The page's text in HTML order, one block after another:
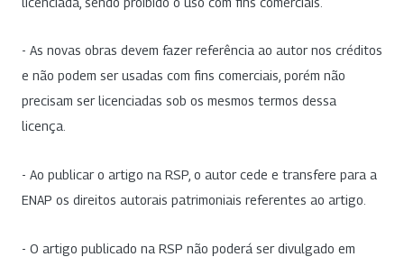
- As novas obras devem fazer referência ao autor nos créditos
e não podem ser usadas com fins comerciais, porém não
precisam ser licenciadas sob os mesmos termos dessa
licença.
- Ao publicar o artigo na RSP, o autor cede e transfere para a
ENAP os direitos autorais patrimoniais referentes ao artigo.
- O artigo publicado na RSP não poderá ser divulgado em